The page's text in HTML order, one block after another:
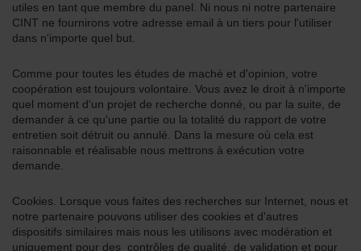
utiles en tant que membre du panel. Ni nous ni notre partenaire
CINT ne fournirons votre adresse email à un tiers pour l'utiliser
dans n'importe quel but.
Comme pour toutes les études de maché et d'opinion, votre
coopération est toujours volontaire. Vous avez le droit à n'importe
quel moment d'un projet de recherche donné, ou par la suite, de
demander à ce qu'une partie ou la totalité du rapport de votre
entretien soit détruit ou annulé. Dans la mesure où cela est
raisonnable et réalisable nous mettrons à exécution votre
demande.
Cookies. Lorsque vous faites des recherches sur Internet, nous et
notre partenaire pouvons utiliser des cookies et d'autres
dispositifs similaires mais nous les utilisons avec modération et
uniquement pour des contrôles de qualité, de validation et pour